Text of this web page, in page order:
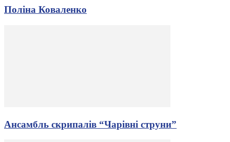
Поліна Коваленко
Ансамбль скрипалів “Чарівні струни”